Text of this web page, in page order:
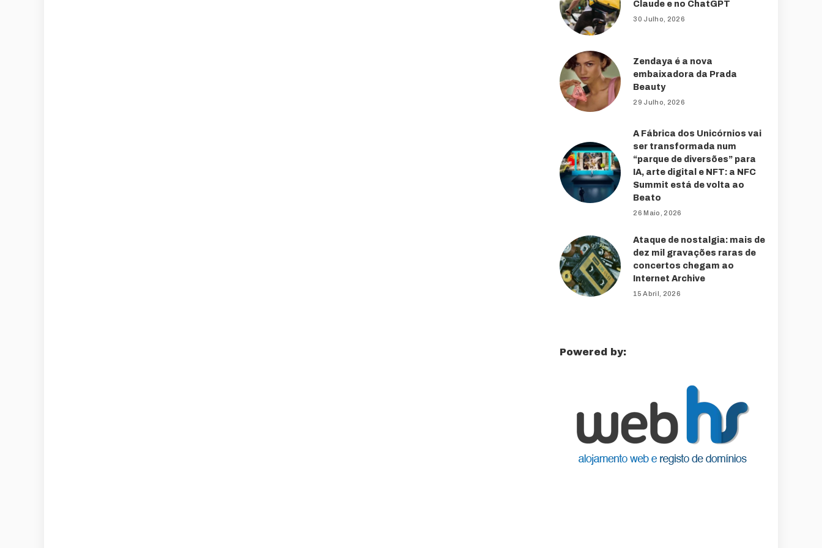
Claude e no ChatGPT
30 Julho, 2026
Zendaya é a nova
embaixadora da Prada
Beauty
29 Julho, 2026
A Fábrica dos Unicórnios vai
ser transformada num
“parque de diversões” para
IA, arte digital e NFT: a NFC
Summit está de volta ao
Beato
26 Maio, 2026
Ataque de nostalgia: mais de
dez mil gravações raras de
concertos chegam ao
Internet Archive
15 Abril, 2026
Powered by: